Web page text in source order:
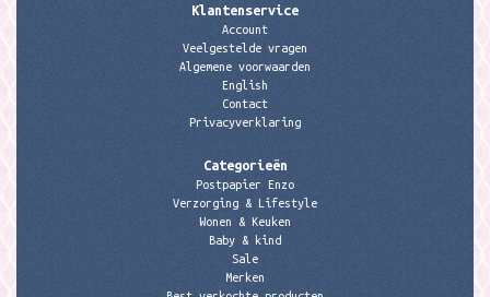
Klantenservice
Account
Veelgestelde vragen
Algemene voorwaarden
English
Contact
Privacyverklaring
Categorieën
Postpapier Enzo
Verzorging & Lifestyle
Wonen & Keuken
Baby & kind
Sale
Merken